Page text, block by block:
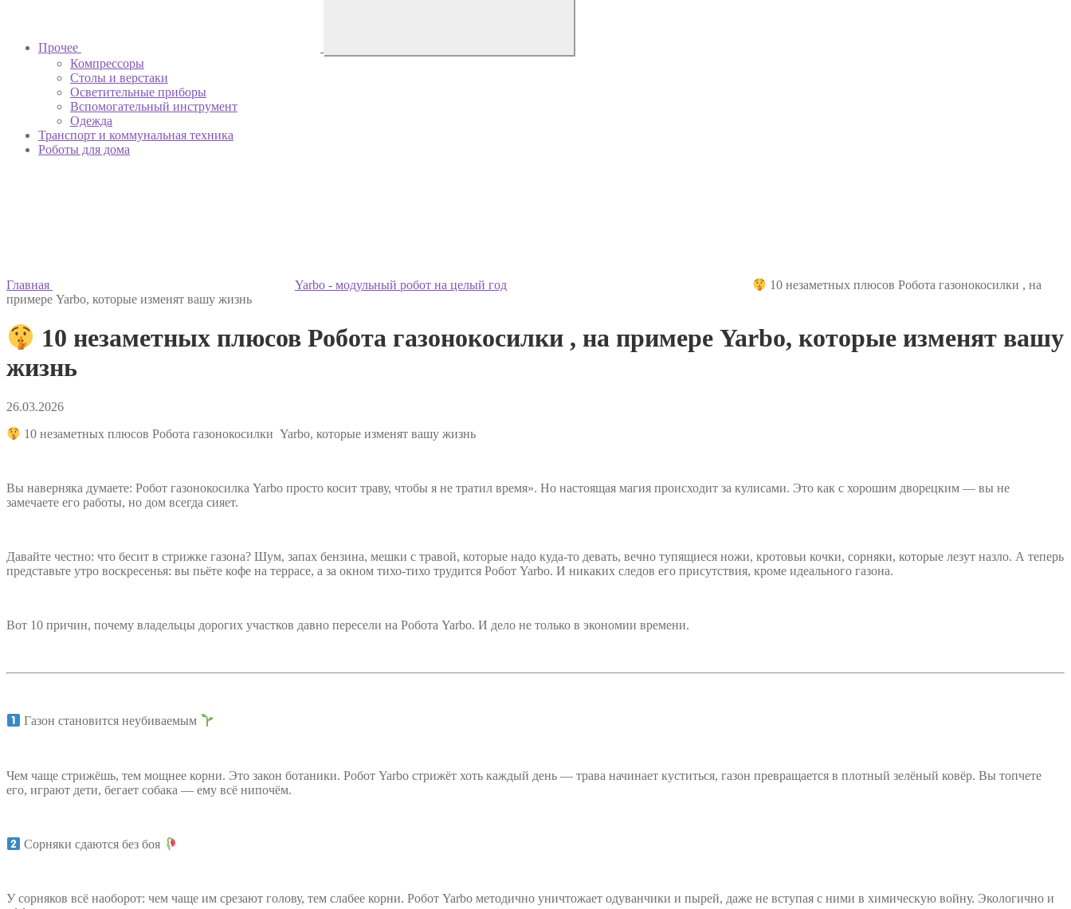
Прочее
Компрессоры
Столы и верстаки
Осветительные приборы
Вспомогательный инструмент
Одежда
Транспорт и коммунальная техника
Роботы для дома
Главная Yarbo - модульный робот на целый год
10 незаметных плюсов Робота газонокосилки , на
примере Yarbo, которые изменят вашу жизнь
10 незаметных плюсов Робота газонокосилки , на примере Yarbo, которые изменят вашу
жизнь
26.03.2026
10 незаметных плюсов Робота газонокосилки Yarbo, которые изменят вашу жизнь
Вы наверняка думаете: Робот газонокосилка Yarbo просто косит траву, чтобы я не тратил время». Но настоящая магия происходит за кулисами. Это как с хорошим дворецким — вы не
замечаете его работы, но дом всегда сияет.
Давайте честно: что бесит в стрижке газона? Шум, запах бензина, мешки с травой, которые надо куда-то девать, вечно тупящиеся ножи, кротовьи кочки, сорняки, которые лезут назло. А теперь
представьте утро воскресенья: вы пьёте кофе на террасе, а за окном тихо-тихо трудится Робот Yarbo. И никаких следов его присутствия, кроме идеального газона.
Вот 10 причин, почему владельцы дорогих участков давно пересели на Робота Yarbo. И дело не только в экономии времени.
Газон становится неубиваемым
Чем чаще стрижёшь, тем мощнее корни. Это закон ботаники. Робот Yarbo стрижёт хоть каждый день — трава начинает куститься, газон превращается в плотный зелёный ковёр. Вы топчете
его, играют дети, бегает собака — ему всё нипочём.
Сорняки сдаются без боя
У сорняков всё наоборот: чем чаще им срезают голову, тем слабее корни. Робот Yarbo методично уничтожает одуванчики и пырей, даже не вступая с ними в химическую войну. Экологично и